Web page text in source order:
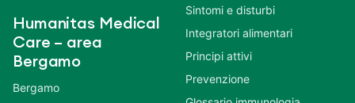
Humanitas Medical
Care – area
Bergamo
Bergamo
Sintomi e disturbi
Integratori alimentari
Principi attivi
Prevenzione